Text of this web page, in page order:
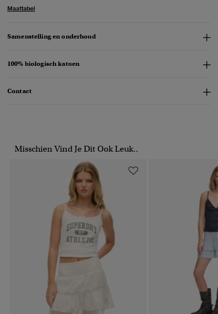
Maattabel
Samenstelling en onderhoud
100% biologisch katoen
Contact
Misschien Vind Je Dit Ook Leuk..